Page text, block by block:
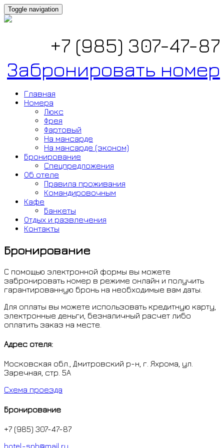
Toggle navigation
+7 (985) 307-47-87
Забронировать номер
Главная
Номера
Люкс
Фрея
Фартовый
На мансарде
На мансарде (эконом)
Бронирование
Спецпредложения
Об отеле
Правила проживания
Командировочным
Кафе
Банкеты
Отдых и развлечения
Контакты
Бронирование
С помощью электронной формы вы можете
забронировать номер в режиме онлайн и получить
гарантированную бронь на необходимые вам даты.
Для оплаты вы можете использовать кредитную карту,
электронные деньги, безналичный расчет либо
оплатить заказ на месте.
Адрес отеля:
Московская обл., Дмитровский р-н, г. Яхрома, ул.
Заречная, стр. 5А
Схема проезда
Бронирование
+7 (985) 307-47-87
hotel-snb@mail.ru